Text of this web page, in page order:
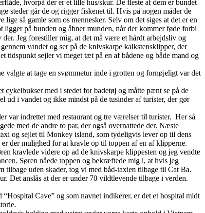
hvorpå der er et lille hus/skur. De fleste af dem er bundet
steder går de og rigger fiskenet til. Hvis på nogen måder de
så gamle som os mennesker. Selv om det siges at det er en
ligger på bunden og åbner munden, når der kommer føde forbi
Jeg forestiller mig, at det må være et hårdt arbejdsliv og
vandet og ser på de knivskarpe kalkstensklipper, der
tidspunkt sejler vi meget tæt på en af bådene og både mand og
at tage en svømmetur inde i grotten og fornøjeligt var det
med i stedet for badetøj og måtte pænt se på de
ud i vandet og ikke mindst på de tusinder af turister, der gør
var indrettet med restaurant og tre værelser til turister. Her så
med de andre to par, der også overnattede der. Næste
og sejlet til Monkey island, som tydeligvis lever op til dens
der mulighed for at kravle op til toppen af en af klipperne.
kravlede videre op ad de knivskarpe klippesten og jeg vendte
Søren nåede toppen og bekræftede mig i, at hvis jeg
tilbage uden skader, tog vi med båd-taxien tilbage til Cat Ba.
Det anslås at der er under 70 vildtlevende tilbage i verden.
Cave” og som navnet indikerer, er det et hospital midt